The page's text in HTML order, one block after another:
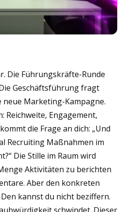
Die Führungskräfte-Runde
Geschäftsführung fragt
neue Marketing-Kampagne.
Reichweite, Engagement,
die Frage an dich: „Und
Recruiting Maßnahmen im
Die Stille im Raum wird
Aktivitäten zu berichten
Aber den konkreten
kannst du nicht beziffern.